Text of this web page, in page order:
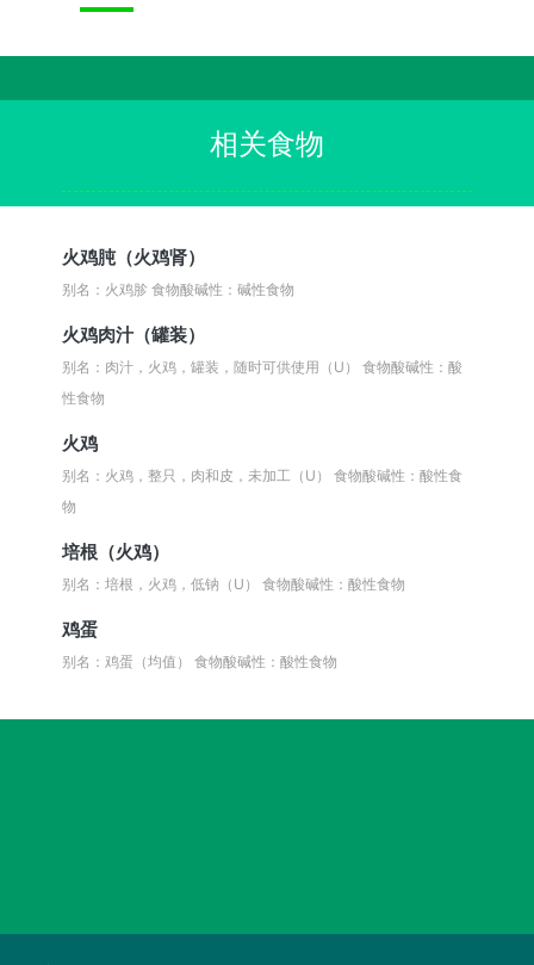
相关食物
火鸡肫（火鸡肾）
别名：火鸡胗食物酸碱性：碱性食物
火鸡肉汁（罐装）
别名：肉汁，火鸡，罐装，随时可供使用（U）食物酸碱性：酸
性食物
火鸡
别名：火鸡，整只，肉和皮，未加工（U）食物酸碱性：酸性食
物
培根（火鸡）
别名：培根，火鸡，低钠（U）食物酸碱性：酸性食物
鸡蛋
别名：鸡蛋（均值）食物酸碱性：酸性食物